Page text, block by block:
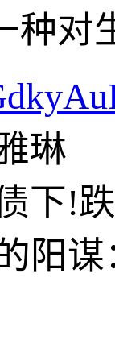
种对
琳
下!
阳